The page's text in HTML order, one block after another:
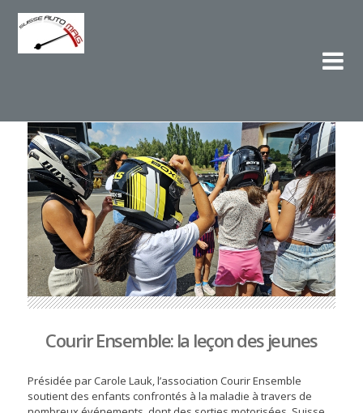
Courir Ensemble: la leçon des jeunes
Présidée par Carole Lauk, l’association Courir Ensemble
soutient des enfants confrontés à la maladie à travers de